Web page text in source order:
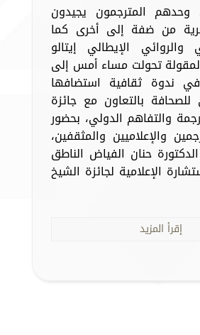
وحدهم المترجمون يجيدون
من ضفة إلى أخرى كما
الإيطالي إيتالو
تحولت مساء أمس إلى
ندوة ثقافية استضافها
للصحافة بالتعاون مع جائزة
والتفاهم الدولي، بحضور
والإعلاميين والمثقفين،
حنان الفياض الناطق
الإعلامية لجائزة الشيخ
إقرأ المزيد